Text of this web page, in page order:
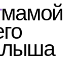
мамой